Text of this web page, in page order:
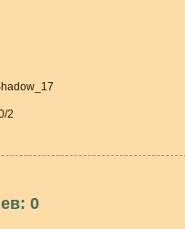
/2
: 0